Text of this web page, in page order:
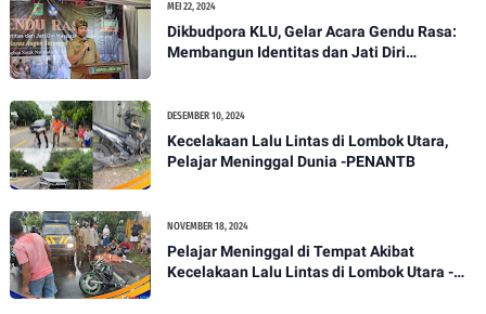
MEI 22, 2024
Dikbudpora KLU, Gelar Acara Gendu Rasa:
Membangun Identitas dan Jati Diri
DESEMBER 10, 2024
Kecelakaan Lalu Lintas di Lombok Utara,
Pelajar Meninggal Dunia -PENANTB
NOVEMBER 18, 2024
Pelajar Meninggal di Tempat Akibat
Kecelakaan Lalu Lintas di Lombok Utara -